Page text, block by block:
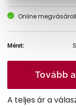
Online
Méret: S
Tovább
A teljes ár a